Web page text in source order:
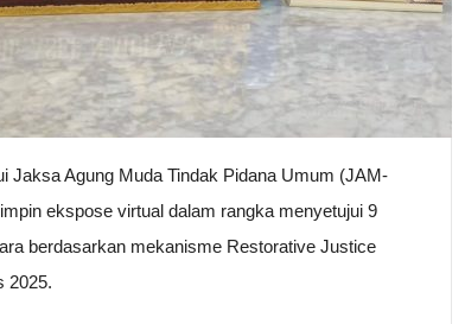
Jaksa Agung Muda Tindak Pidana Umum (JAM-
ekspose virtual dalam rangka menyetujui 9
berdasarkan mekanisme Restorative Justice
2025.